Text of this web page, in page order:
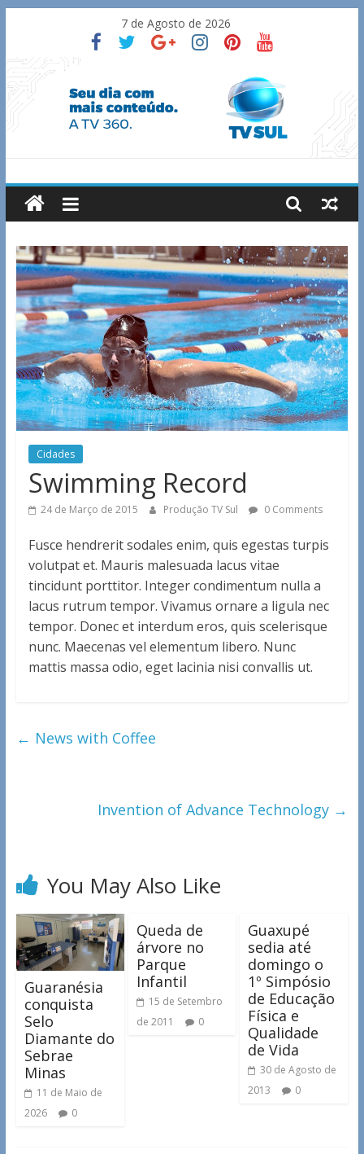
content
7 de Agosto de 2026
TV
Sul
Notícias
de
Guaxupé
e
região.
Cidades
Swimming Record
24 de Março de 2015 Produção TV Sul 0 Comments
Fusce hendrerit sodales enim, quis egestas turpis
volutpat et. Mauris malesuada lacus vitae
tincidunt porttitor. Integer condimentum nulla a
lacus rutrum tempor. Vivamus ornare a ligula nec
tempor. Donec et interdum eros, quis scelerisque
nunc. Maecenas vel elementum libero. Nunc
mattis massa odio, eget lacinia nisi convallis ut.
← News with Coffee
Invention of Advance Technology →
You May Also Like
Guaranésia
conquista
Selo
Diamante do
Sebrae
Minas
11 de Maio de
2026
0
Queda de
árvore no
Parque
Infantil
15 de Setembro
de 2011
0
Guaxupé
sedia até
domingo o
1º Simpósio
de Educação
Física e
Qualidade
de Vida
30 de Agosto de
2013
0